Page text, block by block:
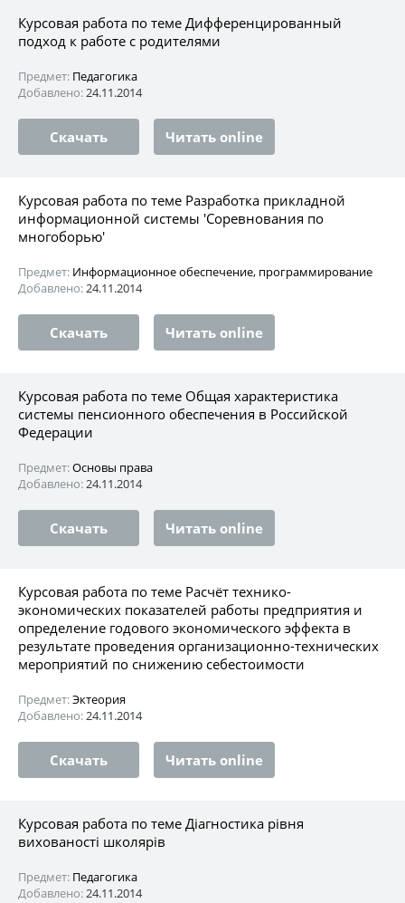
Курсовая работа по теме Дифференцированный
подход к работе с родителями
Предмет: Педагогика
Добавлено:24.11.2014
Скачать Читать online
Курсовая работа по теме Разработка прикладной
информационной системы 'Соревнования по
многоборью'
Предмет: Информационное обеспечение, программирование
Добавлено:24.11.2014
Скачать Читать online
Курсовая работа по теме Общая характеристика
системы пенсионного обеспечения в Российской
Федерации
Предмет:Основы права
Добавлено:24.11.2014
Скачать Читать online
Курсовая работа по теме Расчёт технико-
экономических показателей работы предприятия и
определение годового экономического эффекта в
результате проведения организационно-технических
мероприятий по снижению себестоимости
Предмет:Эктеория
Добавлено:24.11.2014
Скачать Читать online
Курсовая работа по теме Діагностика рівня
вихованості школярів
Предмет: Педагогика
Добавлено:24.11.2014